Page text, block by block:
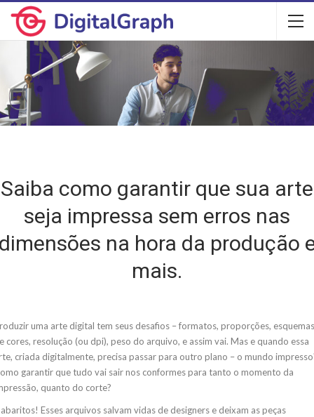
Saiba como garantir que sua arte
seja impressa sem erros nas
na hora da produção
mais.
uma arte digital tem seus desafios – formatos, proporções, esquemas
cores, resolução (ou dpi), peso do arquivo, e assim vai. Mas e quando essa
criada digitalmente, precisa passar para outro plano – o mundo
garantir que tudo vai sair nos conformes para tanto o momento da
quanto do corte?
Esses arquivos salvam vidas de designers e deixam as peças